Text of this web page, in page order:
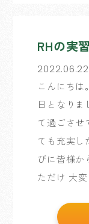
RHの実
2022.06.22
こんにち
日となりま
て過ごさせ
ても充実し
びに皆様か
ただけ 大